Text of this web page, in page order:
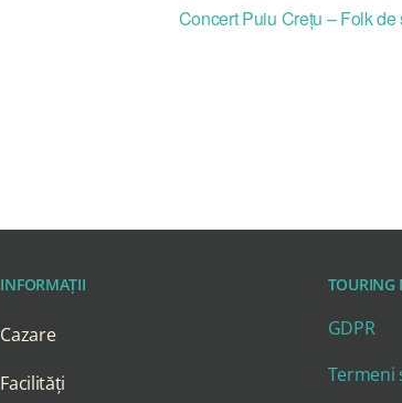
Concert Puiu Crețu – Folk de
INFORMAȚII
Cazare
Facilități
TOURING
GDPR
Termeni